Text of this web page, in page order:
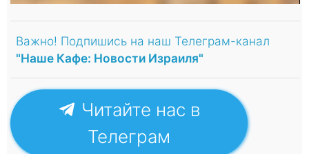
Важно! Подпишись на наш Телеграм-канал
"Наше Кафе: Новости Израиля"
Читайте нас в
Телеграм